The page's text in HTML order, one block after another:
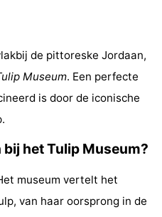
de pittoreske Jordaan,
Museum. Een perfecte
is door de iconische
het Tulip Museum?
museum vertelt het
van haar oorsprong in de